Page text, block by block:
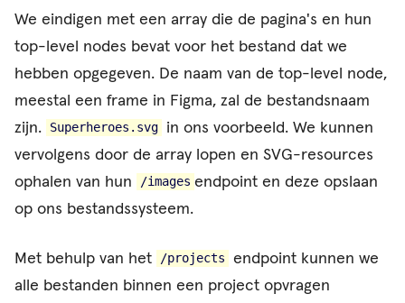
We eindigen met een array die de pagina's en hun
top-level nodes bevat voor het bestand dat we
hebben opgegeven. De naam van de top-level node,
meestal een frame in Figma, zal de bestandsnaam
zijn.
Superheroes.svg
in ons voorbeeld. We kunnen
vervolgens door de array lopen en SVG-resources
ophalen van hun
/images endpoint en deze opslaan
op ons bestandssysteem.
Met behulp van het /projects
endpoint kunnen we
alle bestanden binnen een project opvragen